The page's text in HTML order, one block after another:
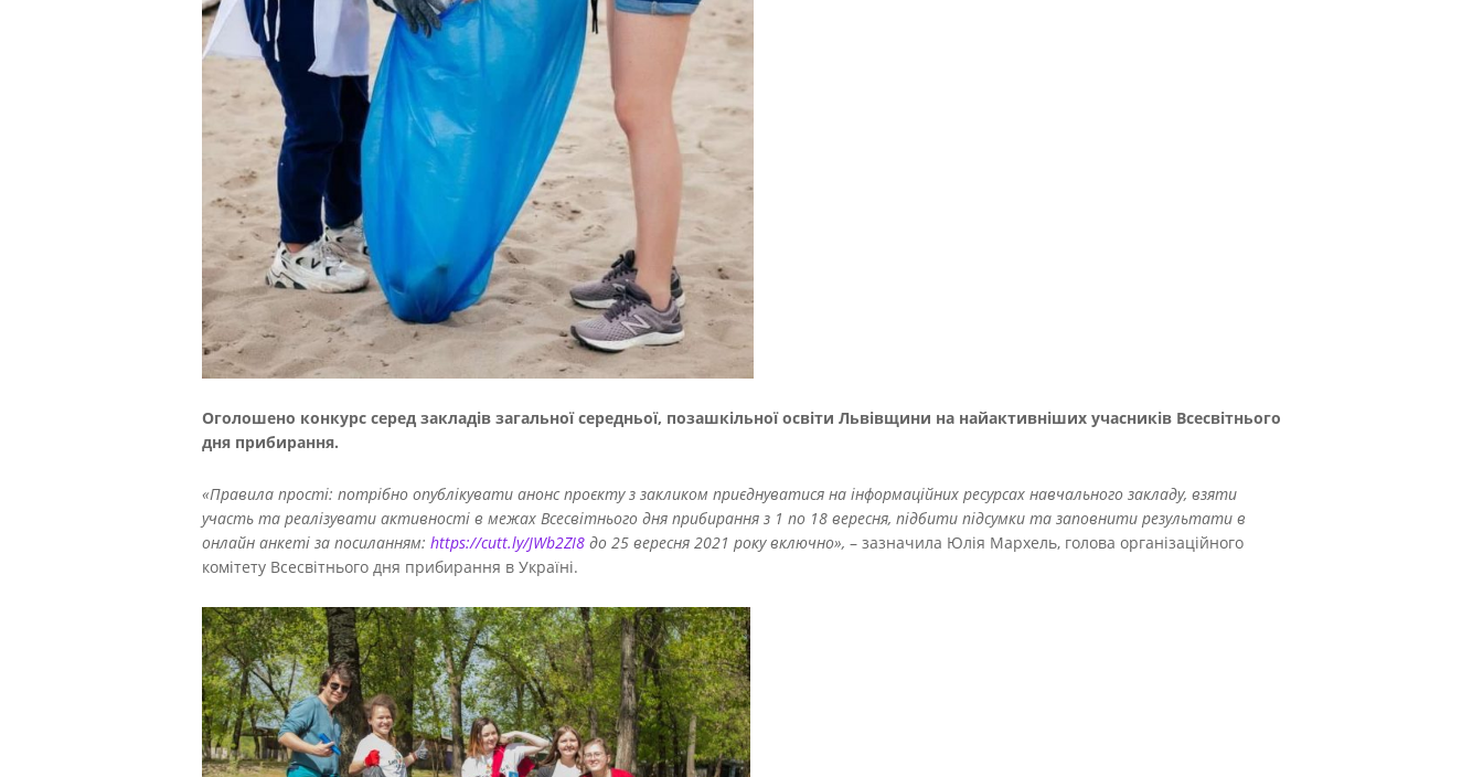
Оголошено конкурс серед закладів загальної середньої, позашкільної освіти Львівщини на найактивніших учасників Всесвітнього
дня прибирання.
«Правила прості: потрібно опублікувати анонс проєкту з закликом приєднуватися на інформаційних ресурсах навчального закладу, взяти
участь та реалізувати активності в межах Всесвітнього дня прибирання з 1 по 18 вересня, підбити підсумки та заповнити результати в
онлайн анкеті за посиланням: https://cutt.ly/JWb2ZI8 до 25 вересня 2021 року включно», – зазначила Юлія Мархель, голова організаційного
комітету Всесвітнього дня прибирання в Україні.